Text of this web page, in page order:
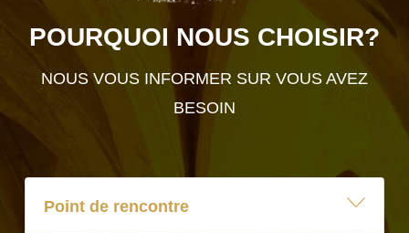
POURQUOI NOUS CHOISIR?
NOUS VOUS INFORMER SUR VOUS AVEZ
BESOIN
Point de rencontre